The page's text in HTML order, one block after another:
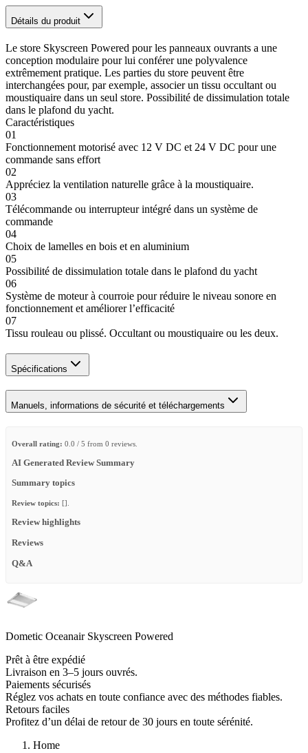
Détails du produit
Le store Skyscreen Powered pour les panneaux ouvrants a une
conception modulaire pour lui conférer une polyvalence
extrêmement pratique. Les parties du store peuvent être
interchangées pour, par exemple, associer un tissu occultant ou
moustiquaire dans un seul store. Possibilité de dissimulation totale
dans le plafond du yacht.
Caractéristiques
01
Fonctionnement motorisé avec 12 V DC et 24 V DC pour une
commande sans effort
02
Appréciez la ventilation naturelle grâce à la moustiquaire.
03
Télécommande ou interrupteur intégré dans un système de
commande
04
Choix de lamelles en bois et en aluminium
05
Possibilité de dissimulation totale dans le plafond du yacht
06
Système de moteur à courroie pour réduire le niveau sonore en
fonctionnement et améliorer l’efficacité
07
Tissu rouleau ou plissé. Occultant ou moustiquaire ou les deux.
Spécifications
Manuels, informations de sécurité et téléchargements
Overall rating: 0.0 / 5 from 0 reviews.
AI Generated Review Summary
Summary topics
Review topics: [].
Review highlights
Reviews
Q&A
Dometic Oceanair Skyscreen Powered
Prêt à être expédié
Livraison en 3–5 jours ouvrés.
Paiements sécurisés
Réglez vos achats en toute confiance avec des méthodes fiables.
Retours faciles
Profitez d’un délai de retour de 30 jours en toute sérénité.
Home